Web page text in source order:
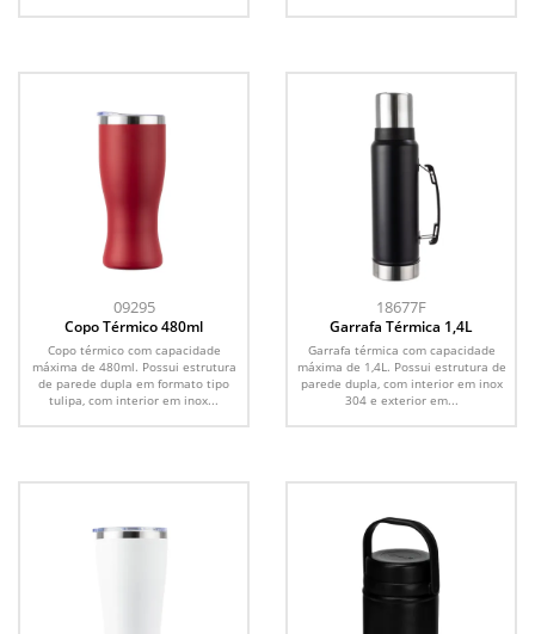
09295
Copo Térmico 480ml
Copo térmico com capacidade
máxima de 480ml. Possui estrutura
de parede dupla em formato tipo
tulipa, com interior em inox...
18677F
Garrafa Térmica 1,4L
Garrafa térmica com capacidade
máxima de 1,4L. Possui estrutura de
parede dupla, com interior em inox
304 e exterior em...